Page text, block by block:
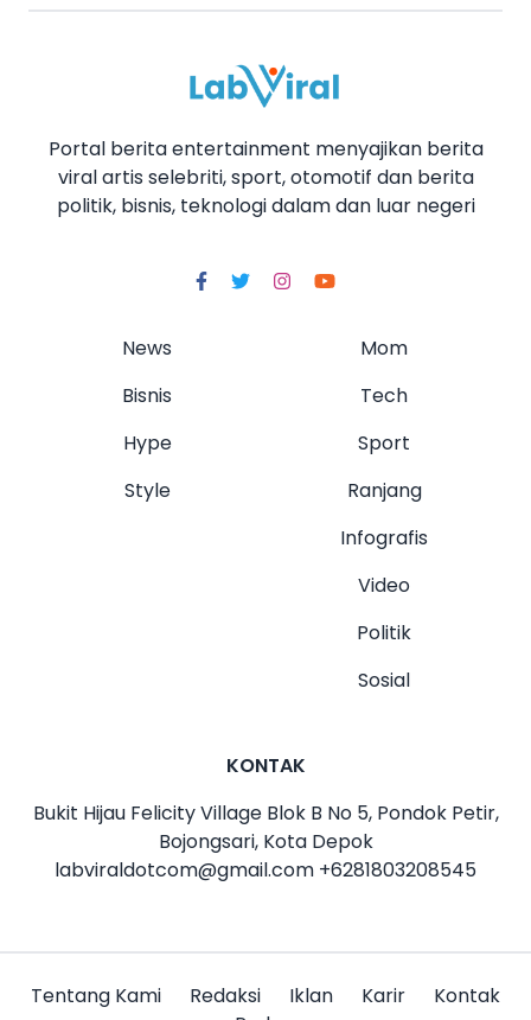
Portal berita entertainment menyajikan berita
viral artis selebriti, sport, otomotif dan berita
politik, bisnis, teknologi dalam dan luar negeri
News
Bisnis
Hype
Style
Mom
Tech
Sport
Ranjang
Infografis
Video
Politik
Sosial
KONTAK
Bukit Hijau Felicity Village Blok B No 5, Pondok Petir,
Bojongsari, Kota Depok
labviraldotcom@gmail.com +6281803208545
Tentang Kami Redaksi Iklan Karir
Kontak